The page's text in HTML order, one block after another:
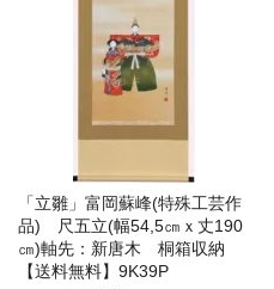
「立雛」富岡蘇峰(特殊工芸作
品) 尺五立(幅54,5㎝ｘ丈190
㎝)軸先：新唐木 桐箱収納
【送料無料】9K39P